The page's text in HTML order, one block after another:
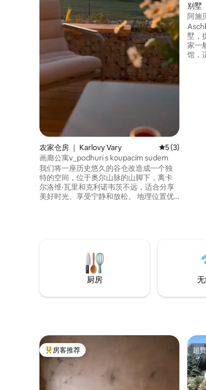
农家仓房 ｜ Karlovy Vary 平均评分 5 分
5 (3)
画廊公寓v_podhuri s koupacím sudem
我们将一座历史悠久的谷仓改造成一个独
特的空间，位于奥尔山脉的山脚下，离卡
尔洛维·瓦里和克利诺韦茨不远，适合分享
美好时光、享受宁静和放松。 地理位置优
支付额外费用）。
别墅
阿施
山脊
墅，
家一
馆，
厨房
热门「房客推荐」
房客推荐 超
超